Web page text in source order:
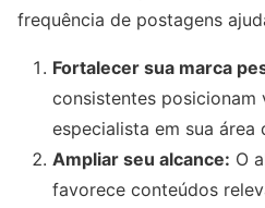
frequência de postagens
Fortalecer sua marca
consistentes posicionam
especialista em sua área
Ampliar seu alcance: O
favorece conteúdos